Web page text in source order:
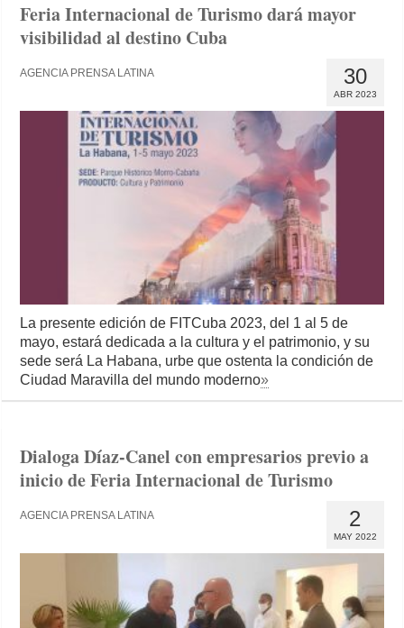
Feria Internacional de Turismo dará mayor
visibilidad al destino Cuba
30
ABR 2023
AGENCIA PRENSA LATINA
La presente edición de FITCuba 2023, del 1 al 5 de
mayo, estará dedicada a la cultura y el patrimonio, y su
sede será La Habana, urbe que ostenta la condición de
Ciudad Maravilla del mundo moderno»
Dialoga Díaz-Canel con empresarios previo a
inicio de Feria Internacional de Turismo
2
MAY 2022
AGENCIA PRENSA LATINA